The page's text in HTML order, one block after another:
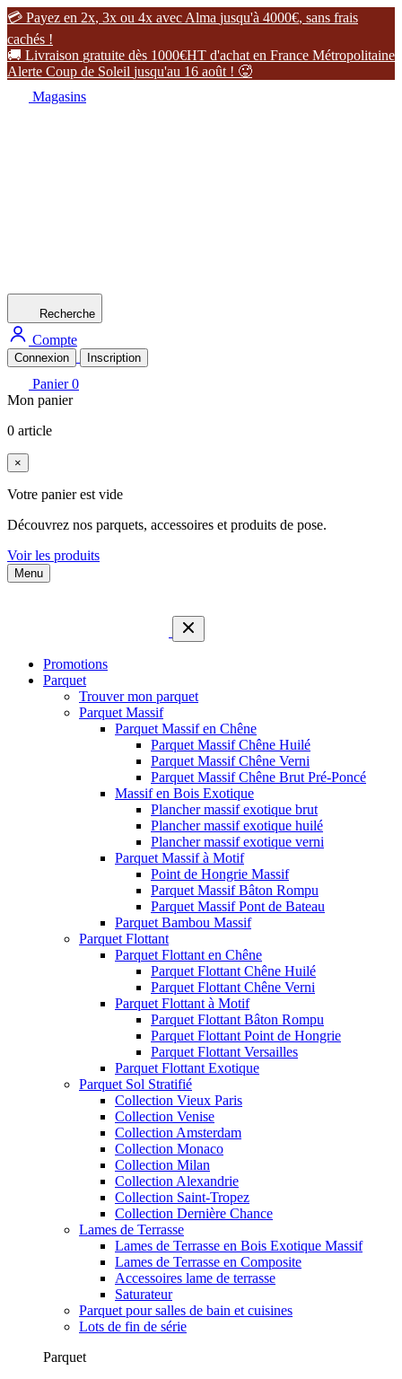
 Payez en 2x, 3x ou 4x avec Alma jusqu'à 4000€, sans frais
cachés !
 Livraison gratuite dès 1000€HT d'achat en France Métropolitaine
Alerte Coup de Soleil jusqu'au 16 août ! 
Magasins
Recherche
Compte
Connexion Inscription
Panier 0
Mon panier
0 article
×
Votre panier est vide
Découvrez nos parquets, accessoires et produits de pose.
Voir les produits
Menu
Promotions
Parquet
Trouver mon parquet
Parquet Massif
Parquet Massif en Chêne
Parquet Massif Chêne Huilé
Parquet Massif Chêne Verni
Parquet Massif Chêne Brut Pré-Poncé
Massif en Bois Exotique
Plancher massif exotique brut
Plancher massif exotique huilé
Plancher massif exotique verni
Parquet Massif à Motif
Point de Hongrie Massif
Parquet Massif Bâton Rompu
Parquet Massif Pont de Bateau
Parquet Bambou Massif
Parquet Flottant
Parquet Flottant en Chêne
Parquet Flottant Chêne Huilé
Parquet Flottant Chêne Verni
Parquet Flottant à Motif
Parquet Flottant Bâton Rompu
Parquet Flottant Point de Hongrie
Parquet Flottant Versailles
Parquet Flottant Exotique
Parquet Sol Stratifié
Collection Vieux Paris
Collection Venise
Collection Amsterdam
Collection Monaco
Collection Milan
Collection Alexandrie
Collection Saint-Tropez
Collection Dernière Chance
Lames de Terrasse
Lames de Terrasse en Bois Exotique Massif
Lames de Terrasse en Composite
Accessoires lame de terrasse
Saturateur
Parquet pour salles de bain et cuisines
Lots de fin de série
Parquet